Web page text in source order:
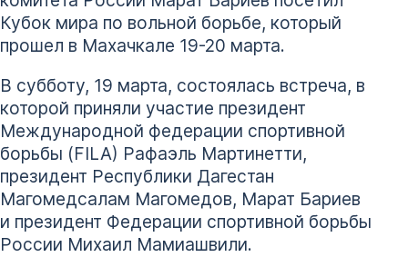
Кубок мира по вольной борьбе, который
прошел в Махачкале 19-20 марта.
В субботу, 19 марта, состоялась встреча, в
которой приняли участие президент
Международной федерации спортивной
борьбы (FILA) Рафаэль Мартинетти,
президент Республики Дагестан
Магомедсалам Магомедов, Марат Бариев
и президент Федерации спортивной борьбы
России Михаил Мамиашвили.